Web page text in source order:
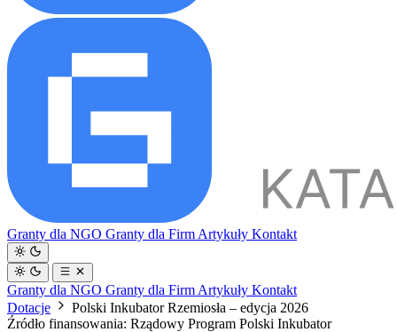
Granty dla NGO Granty dla Firm Artykuły Kontakt
Granty dla NGO Granty dla Firm Artykuły Kontakt
Dotacje
Polski Inkubator Rzemiosła – edycja 2026
Źródło finansowania: Rządowy Program Polski Inkubator